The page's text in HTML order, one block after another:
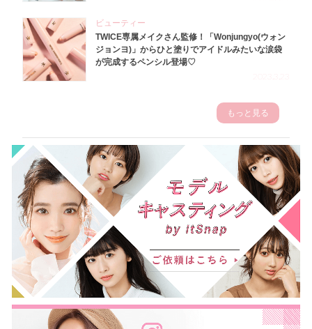
ビューティー
TWICE専属メイクさん監修！「Wonjungyo(ウォン
ジョンヨ)」からひと塗りでアイドルみたいな涙袋
が完成するペンシル登場♡
もっと見る